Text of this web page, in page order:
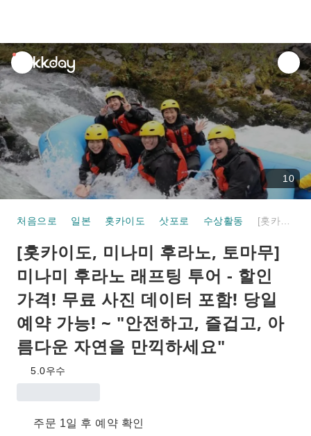
unread
notifications
10
처음으로 일본 홋카이도 삿포로 수상활동
[홋카이도, 미나미 후라노, 토마무]
미나미 후라노 래프팅 투어 - 할인
가격! 무료 사진 데이터 포함! 당일
예약 가능! ~ "안전하고, 즐겁고, 아
름다운 자연을 만끽하세요"
5.0우수
주문 1일 후 예약 확인